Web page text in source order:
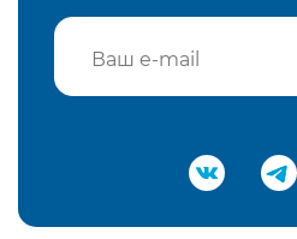
Подтвердить e-mail